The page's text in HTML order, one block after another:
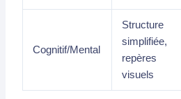
Cognitif/Mental
Structure
simplifiée,
repères
visuels